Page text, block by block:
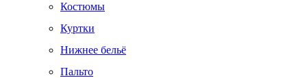
Костюмы
Куртки
Нижнее бельё
Пальто